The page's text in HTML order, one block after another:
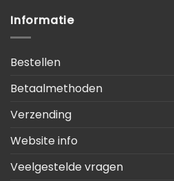
Informatie
Bestellen
Betaalmethoden
Verzending
Website info
Veelgestelde vragen